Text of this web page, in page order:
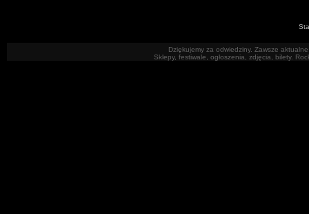
Dziękujemy za odwiedziny. Zawsze
Sklepy, festiwale, ogłoszenia, zdjęcia, bilety.